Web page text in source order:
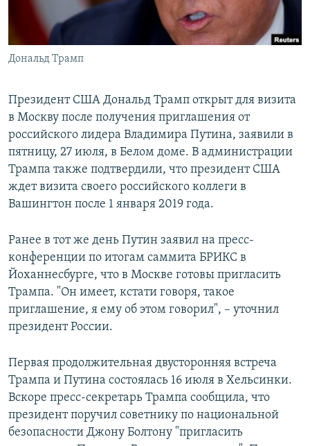
Дональд Трамп
Президент США Дональд Трамп открыт для визита
в Москву после получения приглашения от
российского лидера Владимира Путина, заявили в
пятницу, 27 июля, в Белом доме. В администрации
Трампа также подтвердили, что президент США
ждет визита своего российского коллеги в
Вашингтон после 1 января 2019 года.
Ранее в тот же день Путин заявил на пресс-
конференции по итогам саммита БРИКС в
Йоханнесбурге, что в Москве готовы пригласить
Трампа. "Он имеет, кстати говоря, такое
приглашение, я ему об этом говорил", – уточнил
президент России.
Первая продолжительная двусторонняя встреча
Трампа и Путина состоялась 16 июля в Хельсинки.
Вскоре пресс-секретарь Трампа сообщила, что
президент поручил советнику по национальной
безопасности Джону Болтону "пригласить